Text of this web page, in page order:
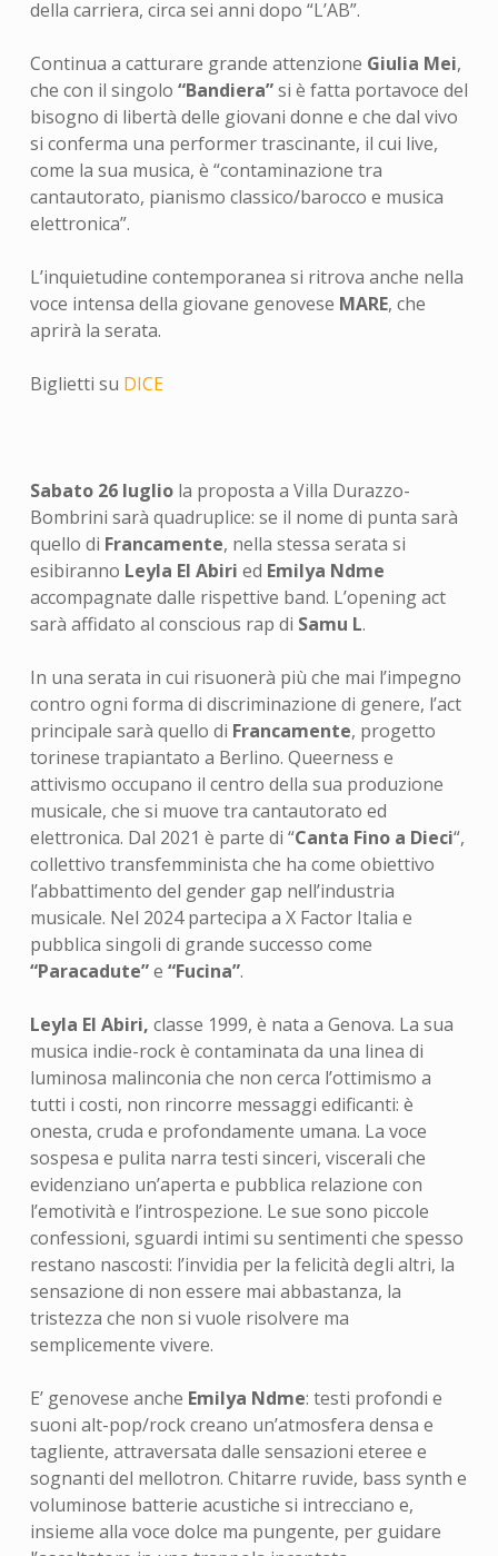
della carriera, circa sei anni dopo “L’AB”.
Continua a catturare grande attenzione Giulia Mei,
che con il singolo “Bandiera”si è fatta portavoce del
bisogno di libertà delle giovani donne e che dal vivo
si conferma una performer trascinante, il cui live,
come la sua musica, è “contaminazione tra
cantautorato, pianismo classico/barocco e musica
elettronica”.
L’inquietudine contemporanea si ritrova anche nella
voce intensa della giovane genovese MARE, che
aprirà la serata.
Biglietti su DICE
Sabato 26 lugliola proposta a Villa Durazzo-
Bombrini sarà quadruplice: se il nome di punta sarà
quello di Francamente, nella stessa serata si
esibiranno Leyla El Abiri ed Emilya Ndme
accompagnate dalle rispettive band. L’opening act
sarà affidato al conscious rap di Samu L.
In una serata in cui risuonerà più che mai l’impegno
contro ogni forma di discriminazione di genere, l’act
principale sarà quello di Francamente, progetto
torinese trapiantato a Berlino. Queerness e
attivismo occupano il centro della sua produzione
musicale, che si muove tra cantautorato ed
elettronica. Dal 2021 è parte di “Canta Fino a Dieci“,
collettivo transfemminista che ha come obiettivo
l’abbattimento del gender gap nell’industria
musicale. Nel 2024 partecipa a X Factor Italia e
pubblica singoli di grande successo come
“Paracadute”e “Fucina”.
Leyla El Abiri, classe 1999, è nata a Genova. La sua
musica indie-rockè contaminata da una linea di
luminosa malinconia che non cerca l’ottimismo a
tutti i costi, non rincorre messaggi edificanti: è
onesta, cruda e profondamente umana. La voce
sospesa e pulita narra testi sinceri, viscerali che
evidenziano un’aperta e pubblica relazione con
l’emotività e l’introspezione. Le sue sono piccole
confessioni, sguardi intimi su sentimenti che spesso
restano nascosti: l’invidia per la felicità degli altri, la
sensazione di non essere mai abbastanza, la
tristezza che non si vuole risolvere ma
semplicemente vivere.
E’ genovese anche Emilya Ndme: testi profondi e
suoni alt-pop/rock creano un’atmosfera densa e
tagliente, attraversata dalle sensazioni eteree e
sognanti del mellotron. Chitarre ruvide, bass synth e
voluminose batterie acustiche si intrecciano e,
insieme alla voce dolce ma pungente, per guidare